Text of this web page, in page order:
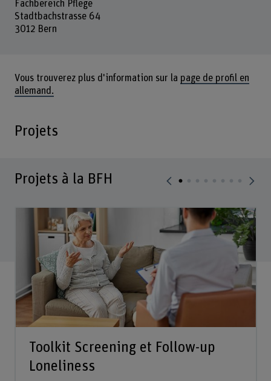
Fachbereich Pflege
Stadtbachstrasse 64
3012 Bern
Vous trouverez plus d'information sur la page de profil en
allemand.
Projets
Projets à la BFH
Toolkit Screening et Follow-up
Loneliness